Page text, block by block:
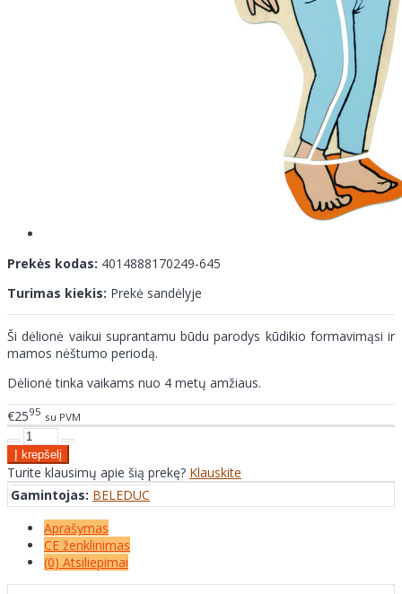
Prekės kodas: 4014888170249-645
Turimas kiekis: Prekė sandėlyje
Ši dėlionė vaikui suprantamu būdu parodys kūdikio formavimąsi ir
mamos nėštumo periodą.
Dėlionė tinka vaikams nuo 4 metų amžiaus.
€2595 su PVM
Turite klausimų apie šią prekę? Klauskite
Gamintojas: BELEDUC
Aprašymas
CE ženklinimas
(0) Atsiliepimai